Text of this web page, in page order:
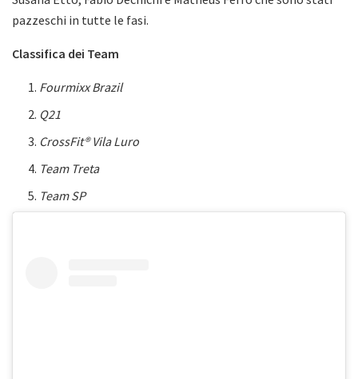
pazzeschi in tutte le fasi.
Classifica dei Team
Fourmixx Brazil
Q21
CrossFit® Vila Luro
Team Treta
Team SP